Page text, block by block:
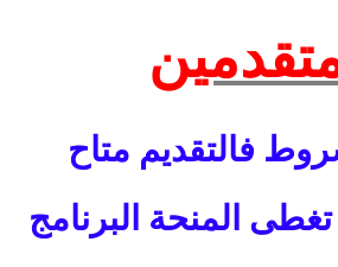
فالتقديم متاح
المنحة البرنامج